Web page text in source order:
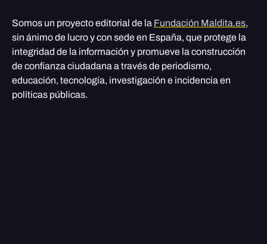
Somos un proyecto editorial de la Fundación Maldita.es,
sin ánimo de lucro y con sede en España, que protege la
integridad de la información y promueve la construcción
de confianza ciudadana a través de periodismo,
educación, tecnología, investigación e incidencia en
políticas públicas.